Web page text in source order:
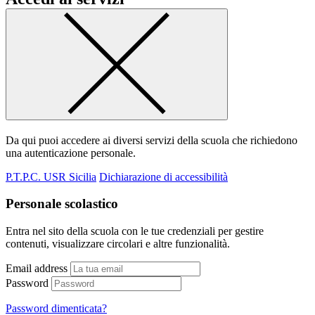
Da qui puoi accedere ai diversi servizi della scuola che richiedono
una autenticazione personale.
P.T.P.C. USR Sicilia Dichiarazione di accessibilità
Personale scolastico
Entra nel sito della scuola con le tue credenziali per gestire
contenuti, visualizzare circolari e altre funzionalità.
Email address
Password
Password dimenticata?